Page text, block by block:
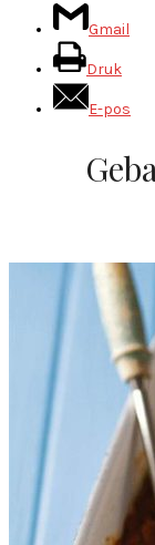
Gmail
Druk
E-pos